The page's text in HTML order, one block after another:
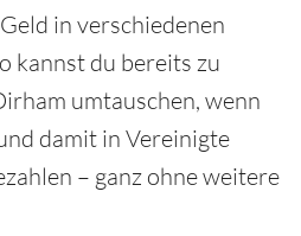
in verschiedenen
kannst du bereits zu
umtauschen, wenn
damit in Vereinigte
– ganz ohne weitere